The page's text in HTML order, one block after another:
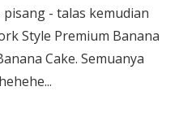
- talas kemudian
Style Premium Banana
Cake. Semuanya